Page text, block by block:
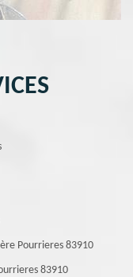
Pourrieres 83910
83910